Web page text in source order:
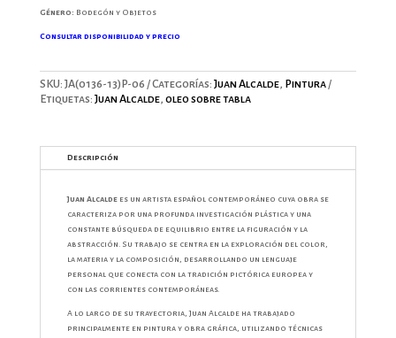
Género: Bodegón y Objetos
Consultar disponibilidad y precio
SKU: JA(0136-13)P-06 Categorías: Juan Alcalde, Pintura
Etiquetas: Juan Alcalde, oleo sobre tabla
Descripción
Juan Alcaldees un artista español contemporáneo cuya obra se
caracteriza por una profunda investigación plástica y una
constante búsqueda de equilibrio entre la figuración y la
abstracción. Su trabajo se centra en la exploración del color,
la materia y la composición, desarrollando un lenguaje
personal que conecta con la tradición pictórica europea y
con las corrientes contemporáneas.
A lo largo de su trayectoria, Juan Alcalde ha trabajado
principalmente en pintura y obra gráfica, utilizando técnicas